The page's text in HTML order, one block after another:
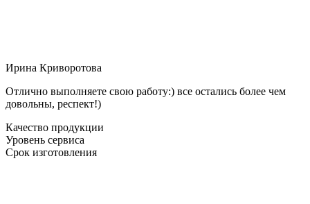
Ирина Криворотова
Отлично выполняете свою работу:) все остались более чем
довольны, респект!)
Качество продукции
Уровень сервиса
Срок изготовления